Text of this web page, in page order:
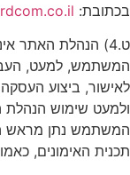
בכתובת:
ט.4) הנהלת האתר
המשתמש, למעט,
לאישור, ביצוע
ולמעט שימוש
המשתמש נתן מראש
תכנית האימונים, כאמור